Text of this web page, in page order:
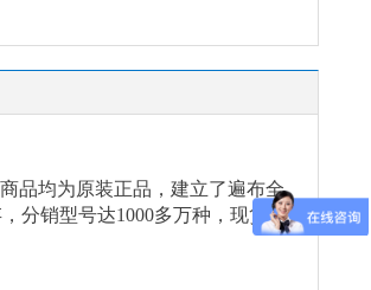
品均为原装正品，建立了遍布全
分销型号达1000多万种，现货能